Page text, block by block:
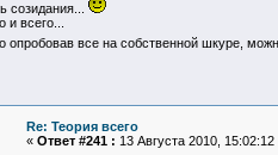
созидания...
и всего...
опробовав все на собственной шкуре,
Re: Теория всего
« Ответ #241 : 13 Августа 2010, 15:02:12